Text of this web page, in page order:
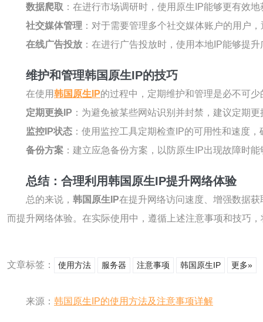
数据爬取 ：在进行市场调研时，使用原生IP能够更有效
社交媒体管理 ：对于需要管理多个社交媒体账户的用户
在线广告投放 ：在进行广告投放时，使用本地IP能够提
维护和管理韩国原生IP的技巧
在使用韩国原生IP的过程中，定期维护和管理是必不可
定期更换IP ：为避免被某些网站识别并封禁，建议定期
监控IP状态 ：使用监控工具定期检查IP的可用性和速度
备份方案 ：建立应急备份方案，以防原生IP出现故障时
总结：合理利用韩国原生IP提升网络体验
总的来说， 韩国原生IP在提升网络访问速度、增强数据
而提升网络体验。在实际使用中，遵循上述注意事项和技巧
文章标签： 使用方法 服务器 注意事项 韩国原生IP 更多»
来源： 韩国原生IP的使用方法及注意事项详解